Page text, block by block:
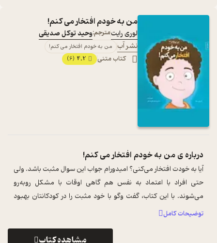
من به خودم افتخار می کنم!
لوری رایتمترجم:وحید توکل صدیقی
نشر آب
من به خودم افتخار می کنم!
کتاب متنی 4.2
(6)
درباره یمن به خودم افتخار می کنم!
آیا به خودت افتخار می‌کنی؟ امیدورام جواب این سوال مثبت باشد. ولی
حتی افراد با اعتماد به نفس هم گاهی اوقات با مشکل روبه‌رو
می‌شوند. با این کتاب، گفت وگو با خود مثبت را در کودکانتان بهبود
ببخشید. وقتی ک ...
توضیحات کامل
مشاهده کتاب